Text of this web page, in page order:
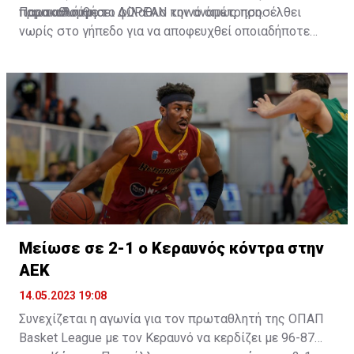
πρωταθλήτρια.
παρακολουθήσει ΔΩΡΕΑΝ την αναμέτρηση.
Παρακαλούμε το φίλαθλο κοινό όπως προσέλθει
νωρίς στο γήπεδο για να αποφευχθεί οποιαδήποτε
πέταλα).»
Μείωσε σε 2-1 ο Κεραυνός κόντρα στην
ΑΕΚ
14.05.2023 19:08
Συνεχίζεται η αγωνία για τον πρωταθλητή της ΟΠΑΠ
Basket League με τον Κεραυνό να κερδίζει με 96-87